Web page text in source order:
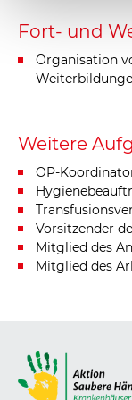
Fort- und
Organisation
Weitere
OP-
Vorsitzender
Mitglied des
Mitglied des